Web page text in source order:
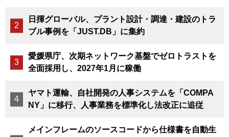
日揮グローバル、プラント設計・調達・建設のトラ
ブル事例を「JUST.DB」に集約
愛媛県庁、次期ネットワーク基盤でゼロトラストを
全面採用し、2027年1月に稼働
ヤマト運輸、自社開発の人事システムを「COMPA
NY」に移行、人事業務を標準化し法改正に追従
メインフレームのソースコードから仕様書を自動生